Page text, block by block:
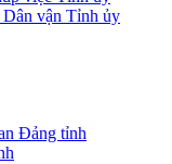
vận Tỉnh ủy
Đảng tỉnh